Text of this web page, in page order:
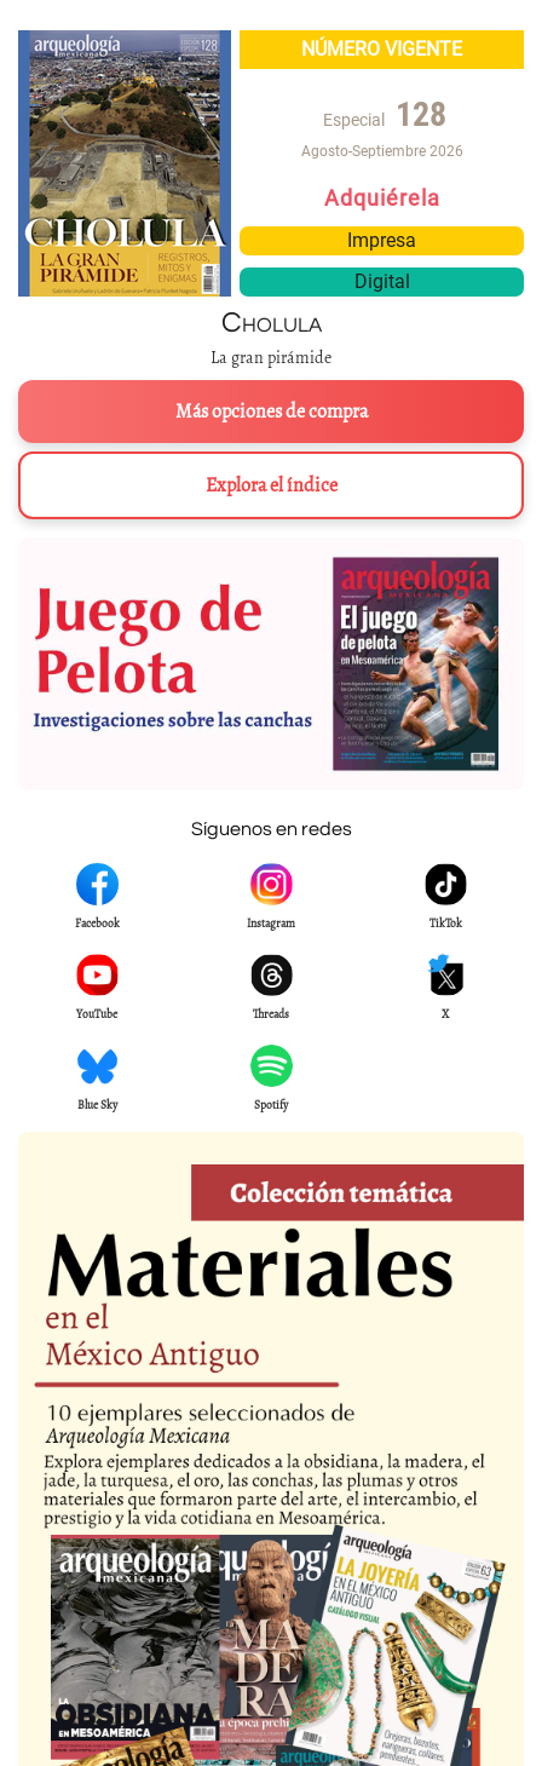
NÚMERO VIGENTE
Especial 128
Agosto-Septiembre 2026
Adquiérela
Impresa
Digital
Cholula
La gran pirámide
Más opciones de compra
Explora el índice
Síguenos en redes
Facebook Instagram TikTok
YouTube Threads X
Blue Sky Spotify